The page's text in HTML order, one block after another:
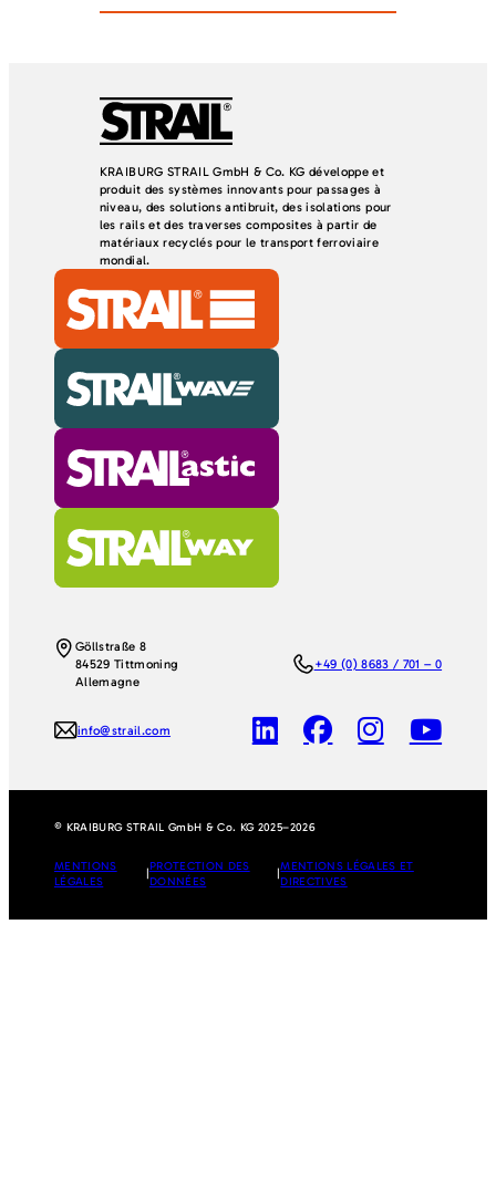
KRAIBURG STRAIL GmbH & Co. KG développe et
produit des systèmes innovants pour passages à
niveau, des solutions antibruit, des isolations pour
les rails et des traverses composites à partir de
matériaux recyclés pour le transport ferroviaire
mondial.
Göllstraße 8
84529 Tittmoning
Allemagne
+49 (0) 8683 / 701 – 0
info@strail.com
© KRAIBURG STRAIL GmbH & Co. KG 2025–2026
MENTIONS
LÉGALES
|
PROTECTION DES
DONNÉES
|
MENTIONS LÉGALES ET
DIRECTIVES